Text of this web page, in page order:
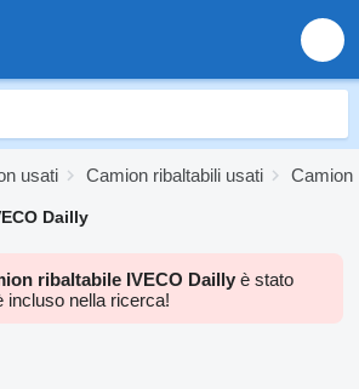
usati Camion ribaltabili usati Camion
Dailly
ribaltabile IVECO Dailly è stato
incluso nella ricerca!